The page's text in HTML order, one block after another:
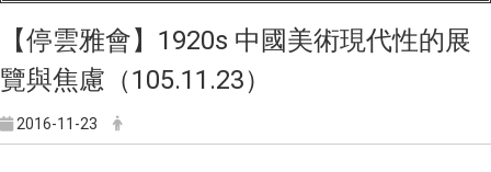
【停雲雅會】1920s 中國美術現代性的展
覽與焦慮（105.11.23）
2016-11-23